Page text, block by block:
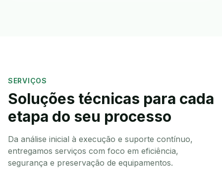
SERVIÇOS
Soluções técnicas para cada
etapa do seu processo
Da análise inicial à execução e suporte contínuo,
entregamos serviços com foco em eficiência,
segurança e preservação de equipamentos.